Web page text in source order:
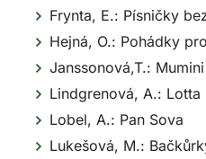
Frynta, E.: Písničky
Hejná, O.: Pohádky
Janssonová,T.:
Lindgrenová, A.:
Lobel, A.: Pan Sova
Lukešová, M.: